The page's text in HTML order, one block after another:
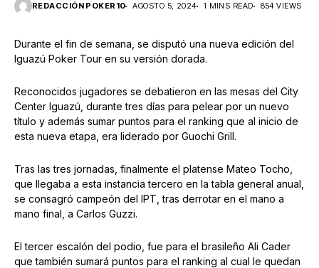
REDACCIÓN POKER10 AGOSTO 5, 2024 1 MINS READ 854 VIEWS
Durante el fin de semana, se disputó una nueva edición del
Iguazú Poker Tour en su versión dorada.
Reconocidos jugadores se debatieron en las mesas del City
Center Iguazú, durante tres días para pelear por un nuevo
título y además sumar puntos para el ranking que al inicio de
esta nueva etapa, era liderado por Guochi Grill.
Tras las tres jornadas, finalmente el platense Mateo Tocho,
que llegaba a esta instancia tercero en la tabla general anual,
se consagró campeón del IPT, tras derrotar en el mano a
mano final, a Carlos Guzzi.
El tercer escalón del podio, fue para el brasileño Ali Cader
que también sumará puntos para el ranking al cual le quedan